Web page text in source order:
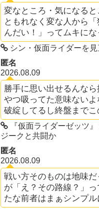
変なところ・気になる
ともれなく変な人から
んだい！」ってムキに
シン・仮面ライダーを
匿名
2026.08.09
勝手に思い出せるんな
やつ吸ってた意味ない
破綻してるし終盤まで
『仮面ライダーゼッツ
ジークと共闘か
匿名
2026.08.09
戦い方そのものは地味
が「え？その路線？」
たな前者はまぁシンプ